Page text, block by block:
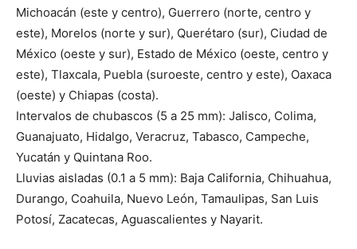
Michoacán (este y centro), Guerrero (norte, centro y
este), Morelos (norte y sur), Querétaro (sur), Ciudad de
México (oeste y sur), Estado de México (oeste, centro y
este), Tlaxcala, Puebla (suroeste, centro y este), Oaxaca
(oeste) y Chiapas (costa).
Intervalos de chubascos (5 a 25 mm): Jalisco, Colima,
Guanajuato, Hidalgo, Veracruz, Tabasco, Campeche,
Yucatán y Quintana Roo.
Lluvias aisladas (0.1 a 5 mm): Baja California, Chihuahua,
Durango, Coahuila, Nuevo León, Tamaulipas, San Luis
Potosí, Zacatecas, Aguascalientes y Nayarit.